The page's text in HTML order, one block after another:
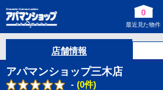
0
最近見た物件
店舗情報
アパマンショップ三木店
- (0件)